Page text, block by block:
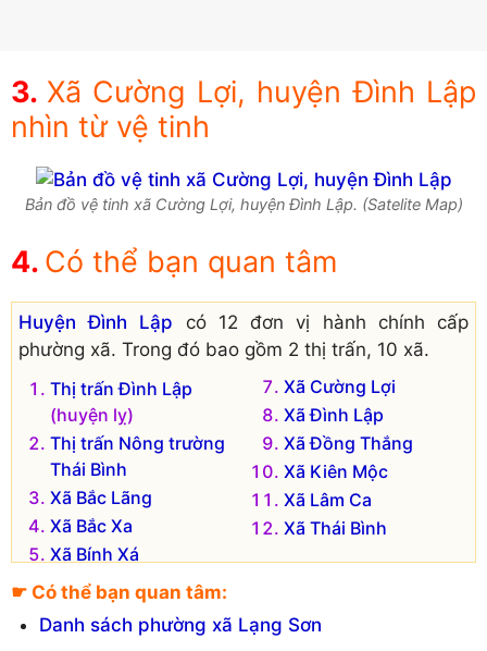
Xã Cường Lợi, huyện Đình Lập
nhìn từ vệ tinh
Bản đồ vệ tinh xã Cường Lợi, huyện Đình Lập. (Satelite Map)
Có thể bạn quan tâm
Huyện Đình Lập có 12 đơn vị hành chính cấp
phường xã. Trong đó bao gồm 2 thị trấn, 10 xã.
Thị trấn Đình Lập
(huyện lỵ)
Thị trấn Nông trường
Thái Bình
Xã Bắc Lãng
Xã Bắc Xa
Xã Bính Xá
Xã Châu Sơn
Xã Cường Lợi
Xã Đình Lập
Xã Đồng Thắng
Xã Kiên Mộc
Xã Lâm Ca
Xã Thái Bình
☛ Có thể bạn quan tâm:
Danh sách phường xã Lạng Sơn